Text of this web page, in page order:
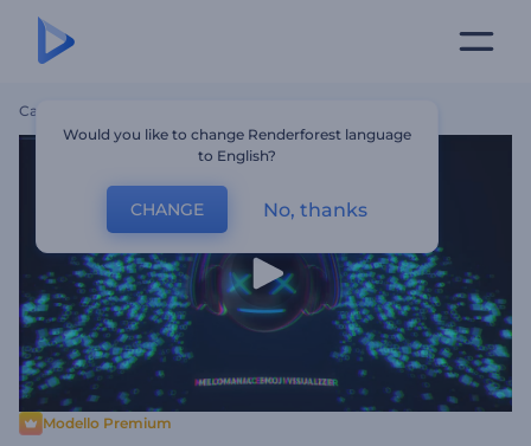
Casa
Modello Premium
Would you like to change Renderforest language
to English?
CHANGE No, thanks